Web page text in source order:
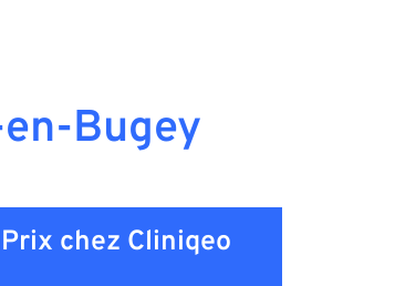
Bugey
Prix chez Cliniqeo